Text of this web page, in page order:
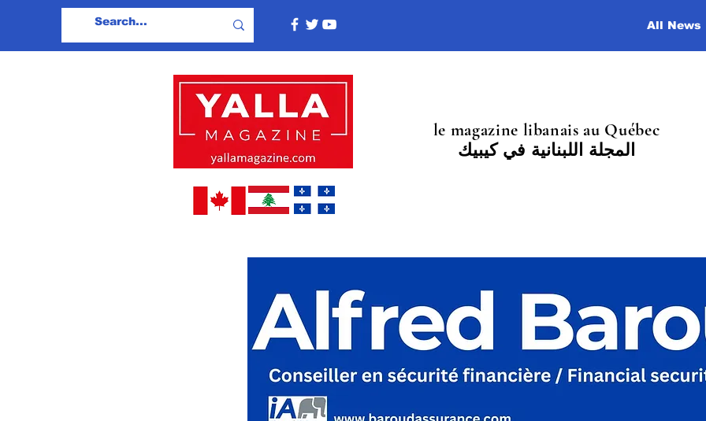
All News
le magazine libanais au Québec
المجلة اللبنانية في كيبيك